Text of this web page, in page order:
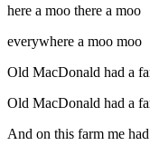
here a moo there a moo
everywhere a moo moo
Old MacDonald had a
Old MacDonald had a
And on this farm me